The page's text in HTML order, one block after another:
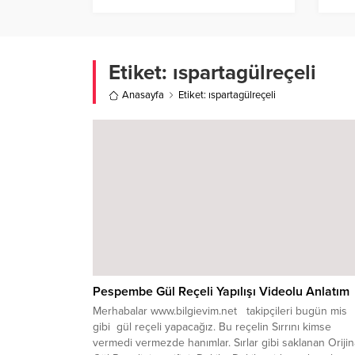
Etiket: ıspartagülreçeli
Anasayfa Etiket: ıspartagülreçeli
Pespembe Gül Reçeli Yapılışı Videolu Anlatım
Merhabalar www.bilgievim.net takipçileri bugün mis
gibi gül reçeli yapacağız. Bu reçelin Sırrını kimse
vermedi vermezde hanımlar. Sırlar gibi saklanan